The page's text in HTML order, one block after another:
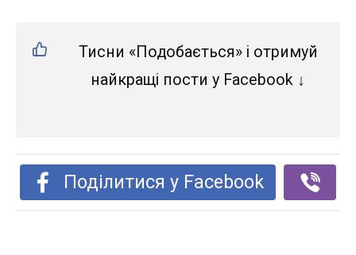
Тисни «Подобається» і отримуй
найкращі пости у Facebook ↓
Поділитися у Facebook